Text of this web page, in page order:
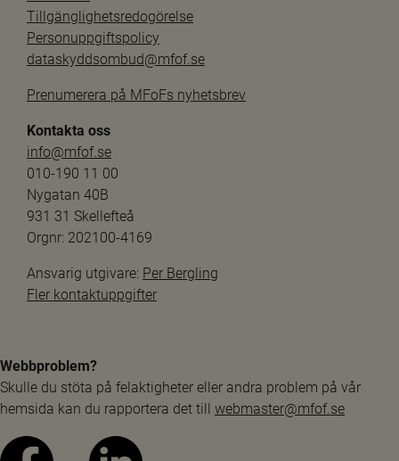
Tillgänglighetsredogörelse
Personuppgiftspolicy
dataskyddsombud@mfof.se
Prenumerera på MFoFs nyhetsbrev
Kontakta oss
info@mfof.se
010-190 11 00
Nygatan 40B
931 31 Skellefteå
Orgnr: 202100-4169
Ansvarig utgivare: Per Bergling
Fler kontaktuppgifter
Webbproblem?
Skulle du stöta på felaktigheter eller andra problem på vår
hemsida kan du rapportera det till webmaster@mfof.se